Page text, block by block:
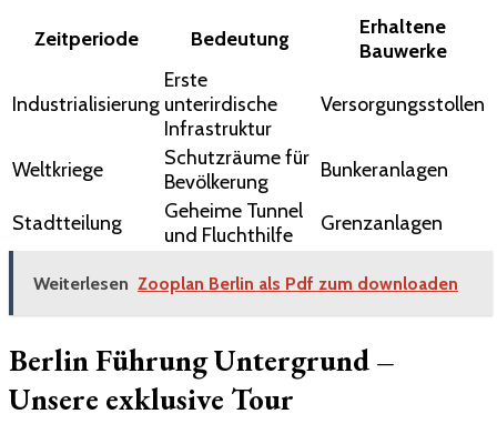
Zeitperiode Bedeutung
Erhaltene
Bauwerke
Industrialisierung
Erste
unterirdische
Infrastruktur
Versorgungsstollen
Weltkriege
Schutzräume für
Bevölkerung
Bunkeranlagen
Stadtteilung
Geheime Tunnel
und Fluchthilfe
Grenzanlagen
Weiterlesen Zooplan Berlin als Pdf zum downloaden
Berlin Führung Untergrund –
Unsere exklusive Tour